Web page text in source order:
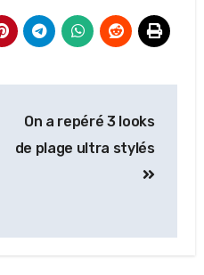
On a repéré 3 looks
de plage ultra stylés